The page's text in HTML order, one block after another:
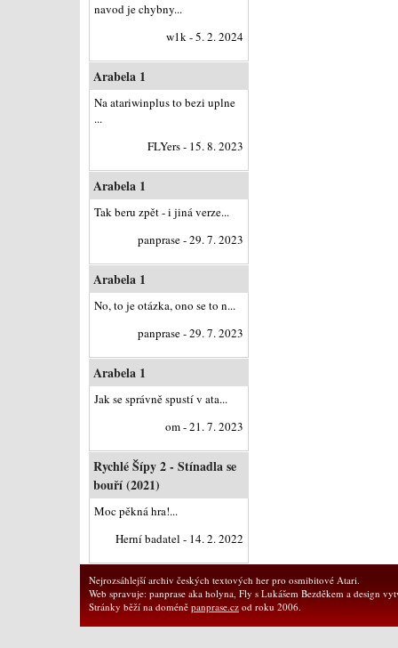
navod je chybny...
w1k - 5. 2. 2024
Arabela 1
Na atariwinplus to bezi uplne
...
FLYers - 15. 8. 2023
Arabela 1
Tak beru zpět - i jiná verze...
panprase - 29. 7. 2023
Arabela 1
No, to je otázka, ono se to n...
panprase - 29. 7. 2023
Arabela 1
Jak se správně spustí v ata...
om - 21. 7. 2023
Rychlé Šípy 2 - Stínadla se
bouří (2021)
Moc pěkná hra!...
Herní badatel - 14. 2. 2022
Nejrozsáhlejší archiv českých textových her pro osmibitové Atari.
Web spravuje: panprase aka holyna, Fly s Lukášem Bezděkem a design
Stránky běží na doméně panprase.cz od roku 2006.